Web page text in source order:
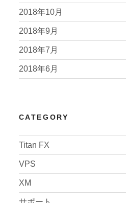
2018年10月
2018年9月
2018年7月
2018年6月
CATEGORY
Titan FX
VPS
XM